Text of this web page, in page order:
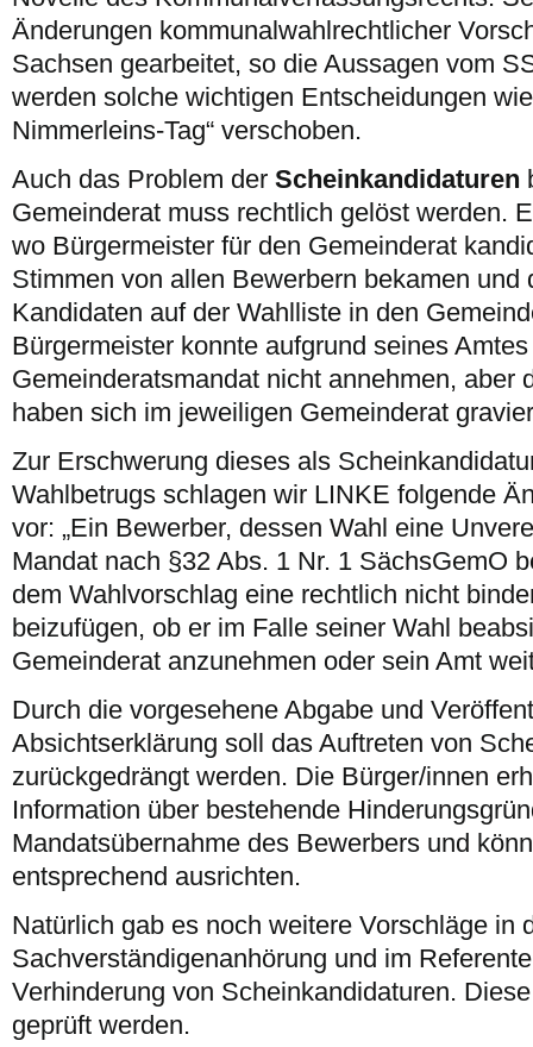
Änderungen kommunalwahlrechtlicher
Sachsen gearbeitet, so die Aussagen vom
werden solche wichtigen Entscheidungen
Nimmerleins-Tag“ verschoben.
Auch das Problem der Scheinkandidaturen
Gemeinderat muss rechtlich gelöst werden.
wo Bürgermeister für den Gemeinderat
Stimmen von allen Bewerbern bekamen und
Kandidaten auf der Wahlliste in den
Bürgermeister konnte aufgrund seines
Gemeinderatsmandat nicht annehmen, aber
haben sich im jeweiligen Gemeinderat
Zur Erschwerung dieses als
Wahlbetrugs schlagen wir LINKE folgende
vor: „Ein Bewerber, dessen Wahl eine
Mandat nach §32 Abs. 1 Nr. 1 SächsGemO
dem Wahlvorschlag eine rechtlich nicht
beizufügen, ob er im Falle seiner Wahl
Gemeinderat anzunehmen oder sein Amt
Durch die vorgesehene Abgabe und
Absichtserklärung soll das Auftreten von
zurückgedrängt werden. Die Bürger/innen
Information über bestehende
Mandatsübernahme des Bewerbers und
entsprechend ausrichten.
Natürlich gab es noch weitere Vorschläge in
Sachverständigenanhörung und im
Verhinderung von Scheinkandidaturen.
geprüft werden.